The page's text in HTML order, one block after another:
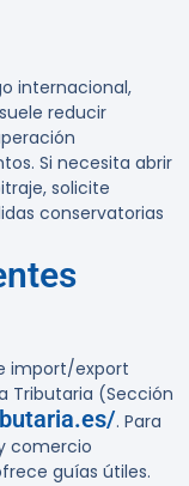
internacional,
reducir
Si necesita abrir
solicite
conservatorias
import/export
Tributaria (Sección
. Para
comercio
guías útiles.